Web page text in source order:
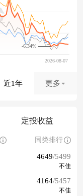
-6.34%
近1年 更多
定投收益
同类排行
4649/5499
不佳
4164/5457
不佳